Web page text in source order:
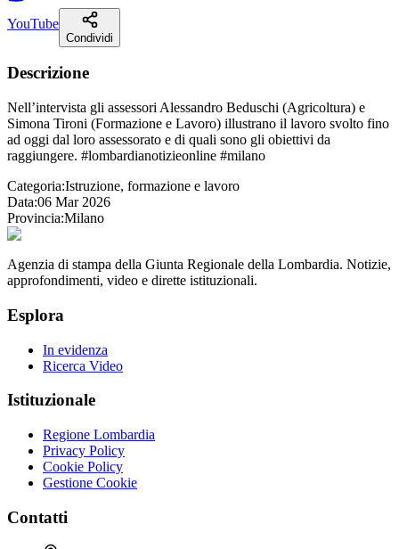
YouTube
Condividi
Descrizione
Nell’intervista gli assessori Alessandro Beduschi (Agricoltura) e
Simona Tironi (Formazione e Lavoro) illustrano il lavoro svolto fino
ad oggi dal loro assessorato e di quali sono gli obiettivi da
raggiungere. #lombardianotizieonline #milano
Categoria:Istruzione, formazione e lavoro
Data:06 Mar 2026
Provincia:Milano
Agenzia di stampa della Giunta Regionale della Lombardia. Notizie,
approfondimenti, video e dirette istituzionali.
Esplora
In evidenza
Ricerca Video
Istituzionale
Regione Lombardia
Privacy Policy
Cookie Policy
Gestione Cookie
Contatti